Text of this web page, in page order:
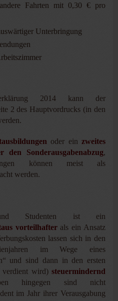
Fahrten mit 0,30 € pro
Unterbringung
2014 kann der
2 des Hauptvordrucks (in den
oder einzweites
den Sonderausgabenabzug,
können meist als
werden.
Studenten ist ein
vorteilhafterals ein Ansatz
lassen sich in den
im Wege eines
und sind dann in den ersten
verdient wird) steuermindernd
hingegen sind nicht
im Jahr ihrer Verausgabung